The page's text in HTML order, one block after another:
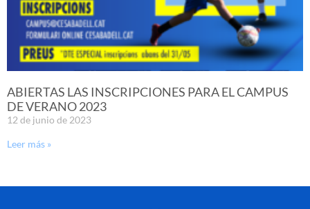
ABIERTAS LAS INSCRIPCIONES PARA EL CAMPUS
DE VERANO 2023
12 de junio de 2023
Leer más »